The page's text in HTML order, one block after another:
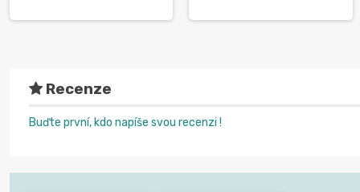
Recenze
Buďte první, kdo napíše svou recenzi !